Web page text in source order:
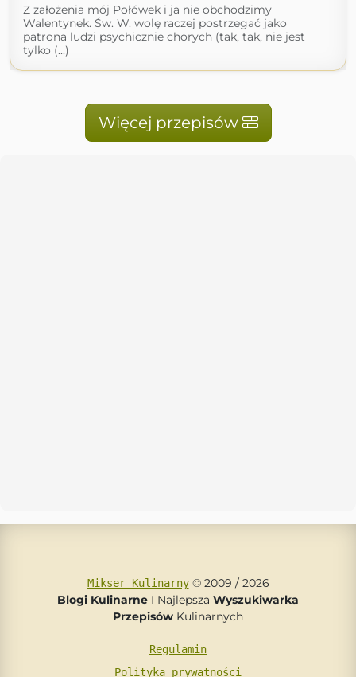
Z założenia mój Połówek i ja nie obchodzimy
Walentynek. Św. W. wolę raczej postrzegać jako
patrona ludzi psychicznie chorych (tak, tak, nie jest
tylko (...)
Więcej przepisów
Mikser Kulinarny© 2009 / 2026
Blogi Kulinarne I Najlepsza Wyszukiwarka
Przepisów Kulinarnych
Regulamin
Polityka prywatności